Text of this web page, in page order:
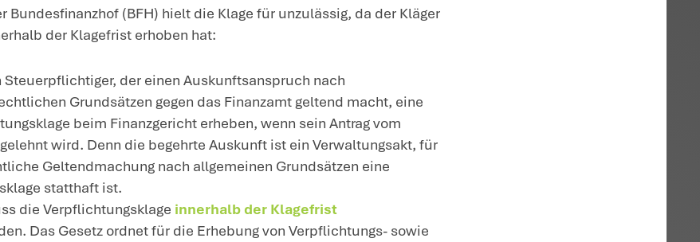
Daten das Finanzamt verarbeitet und gespeichert hat.
Daten zur Verfügung zu stellen.
: Der Kläger beantragte am 25.9.2019 beim Finanzamt eine Auskunft
ihn gespeicherten Daten und verlangte die Übersendung entsprechender
Die Antwort des Finanzamts, das ihm verschiedene Übersichten zusandte,
er als unbefriedigend, so dass der Kläger seinen Antrag wiederholte.